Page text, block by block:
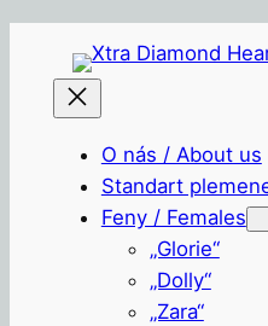
O nás / About us
Standart
Feny / Females
„Glorie“
„Dolly“
„Zara“